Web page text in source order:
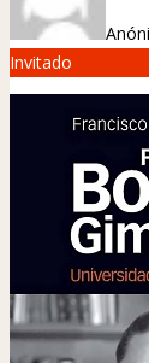
Invitado